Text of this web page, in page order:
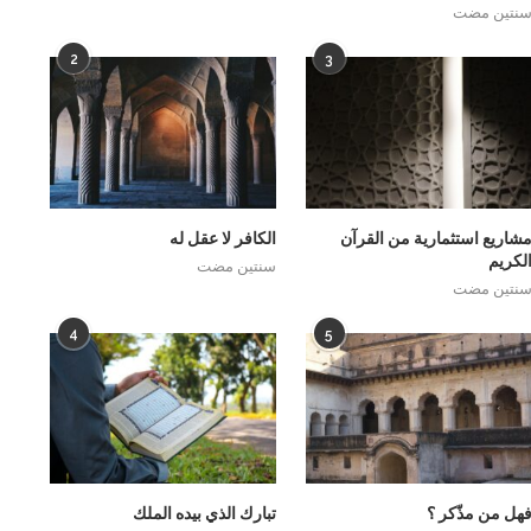
سنتين مضت
2
الكافر لا عقل له
سنتين مضت
3
مشاريع استثمارية من القرآن
الكريم
سنتين مضت
4
تبارك الذي بيده الملك
5
فهل من مذّكر ؟